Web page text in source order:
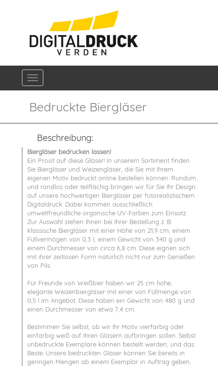
Navigation ein-/ausblenden
Bedruckte Biergläser
Beschreibung:
Biergläser bedrucken lassen!
Ein Prosit auf diese Gläser! In unserem Sortiment finden
Sie Biergläser und Weizengläser, die Sie mit Ihrem
eigenen Motiv bedruckt online bestellen können. Rundum
und randlos oder teilflächig bringen wir für Sie Ihr Design
auf unsere hochwertigen Biergläser per fotorealistischem
Digitaldruck. Dabei kommen ausschließlich
umweltfreundliche organische UV-Farben zum Einsatz.
Zur Auswahl stehen Ihnen bei Ihrer Bestellung z. B.
klassische Biergläser mit einer Höhe von 21,9 cm, einem
Füllvermögen von 0,3 l, einem Gewicht von 340 g und
einem Durchmesser von circa 6,8 cm. Diese eignen sich
mit ihrer zeitlosen Form natürlich nicht nur zum Genießen
von Pils.
Für Freunde von Weißbier haben wir 25 cm hohe,
elegante Weizenbiergläser mit einer von Füllmenge von
0,5 l im Angebot. Diese haben ein Gewicht von 480 g und
einen Durchmesser von etwa 7,4 cm.
Bestimmen Sie selbst, ob wir Ihr Motiv vierfarbig oder
einfarbig weiß auf Ihren Gläsern aufbringen sollen. Selbst
unbedruckte Exemplare können bestellt werden; und das
Beste: Unsere bedruckten Gläser können Sie bereits in
geringen Mengen ab einem Exemplar in Auftrag geben.